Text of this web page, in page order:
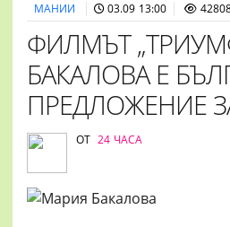
МАНИИ 03.09 13:00
ФИЛМЪТ
БАКАЛОВА Е
ПРЕДЛОЖЕНИЕ
ОТ 24 ЧАСА